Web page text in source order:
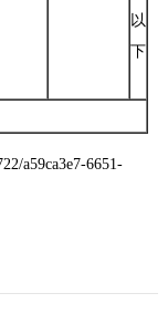
以
下
a59ca3e7-6651-